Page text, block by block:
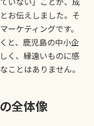
お伝えしました。そ
ーケティングです。
と、鹿児島の中小企
く、縁遠いものに感
ことはありません。
全体像